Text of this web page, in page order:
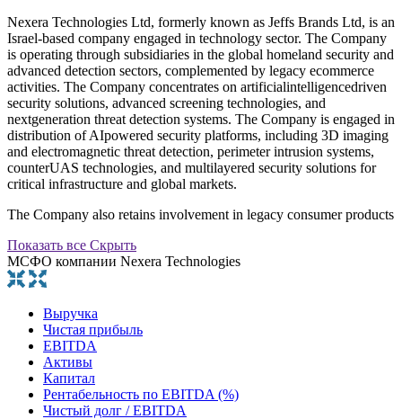
Nexera Technologies Ltd, formerly known as Jeffs Brands Ltd, is an
Israel-based company engaged in technology sector. The Company
is operating through subsidiaries in the global homeland security and
advanced detection sectors, complemented by legacy ecommerce
activities. The Company concentrates on artificialintelligencedriven
security solutions, advanced screening technologies, and
nextgeneration threat detection systems. The Company is engaged in
distribution of AIpowered security platforms, including 3D imaging
and electromagnetic threat detection, perimeter intrusion systems,
counterUAS technologies, and multilayered security solutions for
critical infrastructure and global markets.
The Company also retains involvement in legacy consumer products
Показать все Скрыть
МСФО компании Nexera Technologies
Выручка
Чистая прибыль
EBITDA
Активы
Капитал
Рентабельность по EBITDA (%)
Чистый долг / EBITDA